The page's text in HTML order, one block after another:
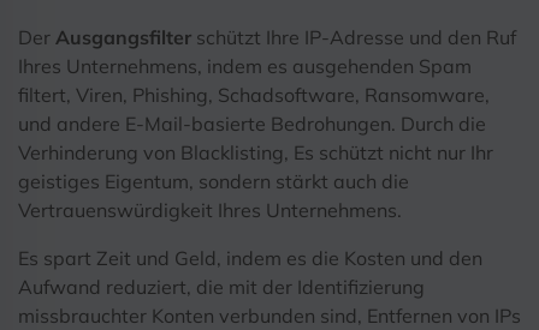
Der Ausgangsfilter schützt Ihre IP-Adresse und den Ruf
Ihres Unternehmens, indem es ausgehenden Spam
filtert, Viren, Phishing, Schadsoftware, Ransomware,
und andere E-Mail-basierte Bedrohungen. Durch die
Verhinderung von Blacklisting, Es schützt nicht nur Ihr
geistiges Eigentum, sondern stärkt auch die
Vertrauenswürdigkeit Ihres Unternehmens.
Es spart Zeit und Geld, indem es die Kosten und den
Aufwand reduziert, die mit der Identifizierung
missbrauchter Konten verbunden sind, Entfernen von IPs